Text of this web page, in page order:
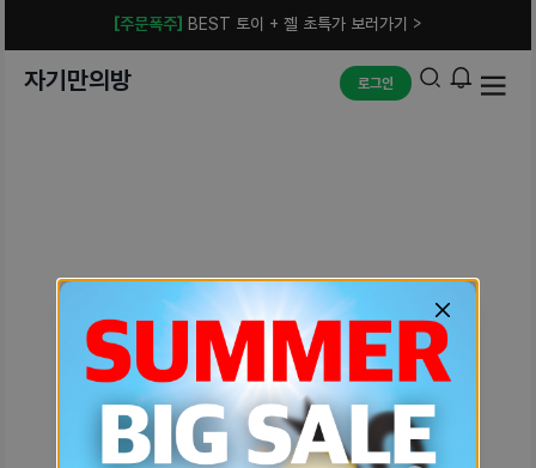
[주문폭주] BEST 토이 + 젤 초특가 보러가기 >
자기만의방 로그인
예상치 못한 에러입니다.